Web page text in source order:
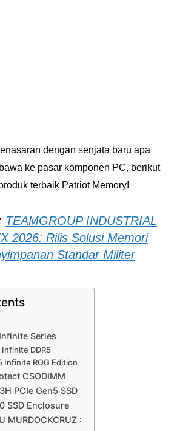
dengan senjata baru apa
ke pasar komponen PC, berikut
terbaik Patriot Memory!
TEAMGROUP INDUSTRIAL
2026: Rilis Solusi Memori
Standar Militer
Series
DDR5
Infinite ROG Edition
CSODIMM
PCIe Gen5 SSD
SSD Enclosure
MURDOCKCRUZ :